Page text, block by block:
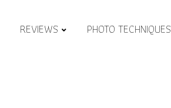
REVIEWS PHOTO TECHNIQUES